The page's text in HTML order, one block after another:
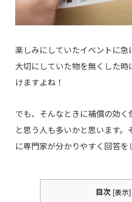
楽しみにしていたイベントに急
大切にしていた物を無くした
けますよね！
でも、そんなときに補償の効
と思う人も多いかと思います
に専門家が分かりやすく回答を
目次 [表示]